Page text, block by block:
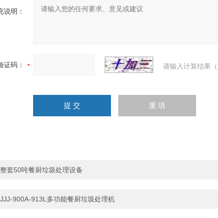
说明：
证码： 请输入计算结果
整套50吨餐厨垃圾处理设备
JJJ-900A-913L多功能餐厨垃圾处理机